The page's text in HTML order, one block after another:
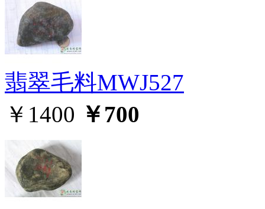
翡翠毛料MWJ527
￥1400 ￥700